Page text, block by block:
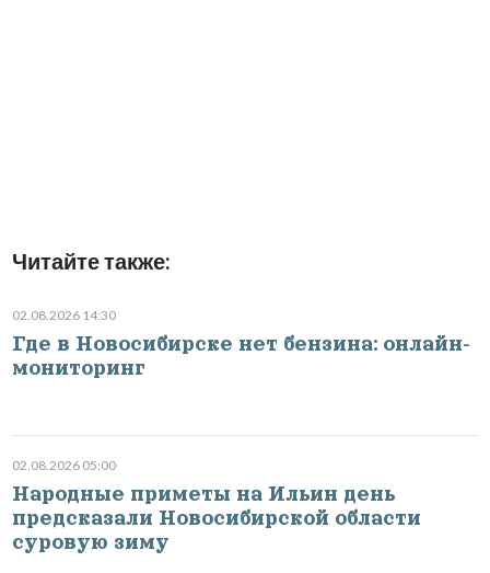
Читайте также:
02.08.2026 14:30
Где в Новосибирске нет бензина: онлайн-
мониторинг
02.08.2026 05:00
Народные приметы на Ильин день
предсказали Новосибирской области
суровую зиму